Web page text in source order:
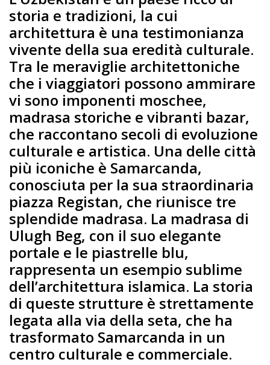
storia e tradizioni, la cui
architettura è una testimonianza
vivente della sua eredità culturale.
Tra le meraviglie architettoniche
che i viaggiatori possono ammirare
vi sono imponenti moschee,
madrasa storiche e vibranti bazar,
che raccontano secoli di evoluzione
culturale e artistica. Una delle città
più iconiche è Samarcanda,
conosciuta per la sua straordinaria
piazza Registan, che riunisce tre
splendide madrasa. La madrasa di
Ulugh Beg, con il suo elegante
portale e le piastrelle blu,
rappresenta un esempio sublime
dell’architettura islamica. La storia
di queste strutture è strettamente
legata alla via della seta, che ha
trasformato Samarcanda in un
centro culturale e commerciale.